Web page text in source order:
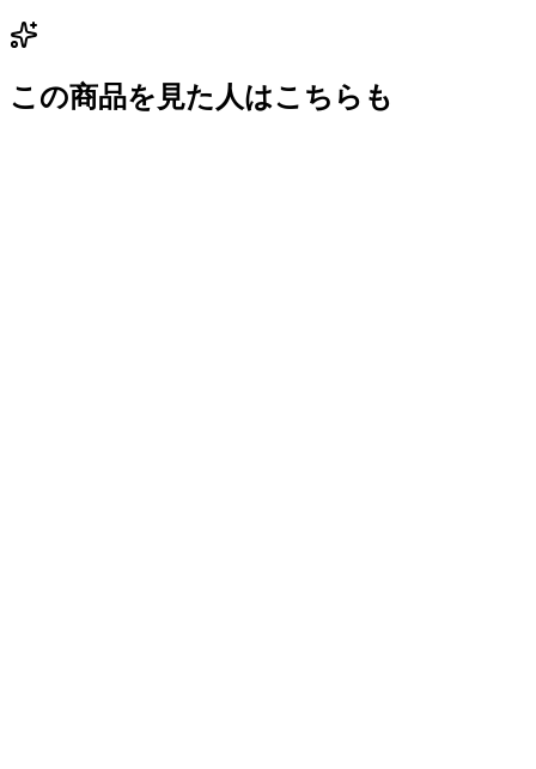
この商品を見た人はこちらも